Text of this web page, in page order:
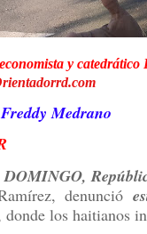
y catedrático
Medrano
denunció
donde los haitianos